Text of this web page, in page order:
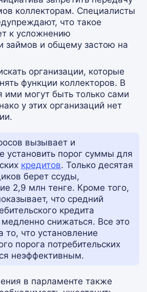
коллекторам. Специалисты
что такое
к усложнению
займов и общему застою на
организации, которые
функции коллекторов. В
ими могут быть только сами
у этих организаций нет
вызывает и
установить порог суммы для
кредитов. Только десятая
берет ссуды,
2,9 млн тенге. Кроме того,
что средний
кредита
снижаться. Все это
то, что установление
порога потребительских
неэффективным.
в парламенте также